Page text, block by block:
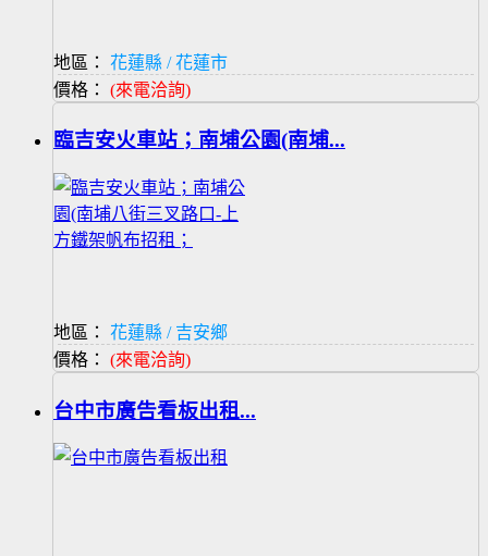
地區：
花蓮縣 / 花蓮市
價格： (來電洽詢)
臨吉安火車站；南埔公園(南埔...
地區：
花蓮縣 / 吉安鄉
價格： (來電洽詢)
台中市廣告看板出租...